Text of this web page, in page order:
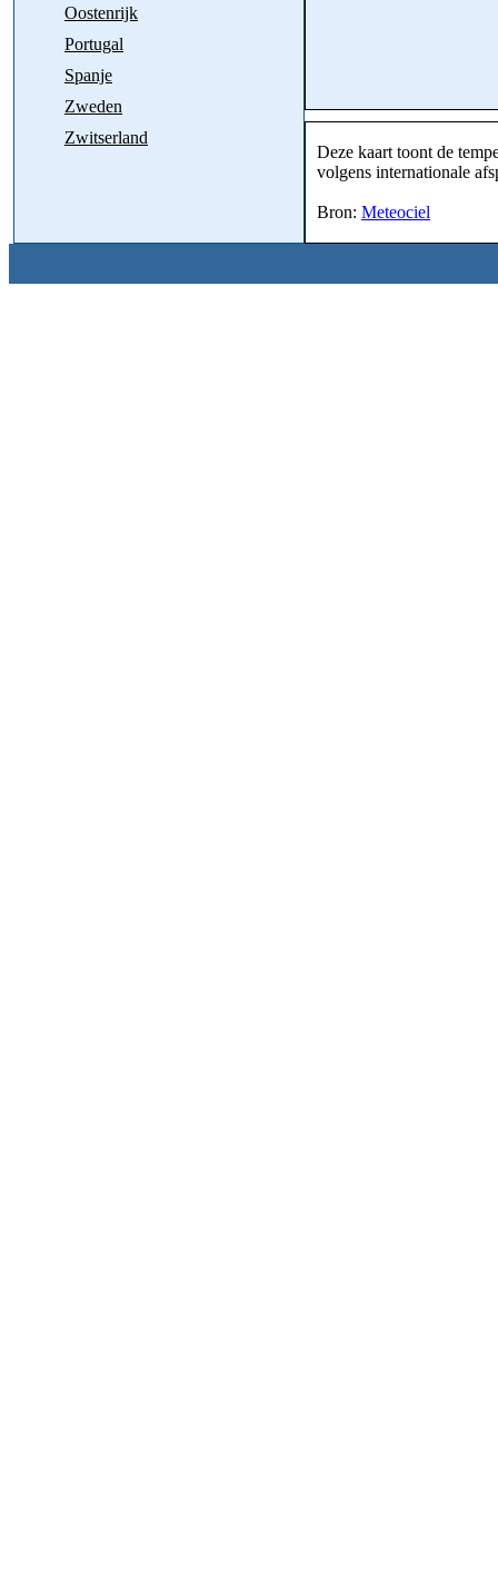
Oostenrijk
Portugal
Spanje
Zweden
Zwitserland
Deze kaart toont de
volgens internationale
Bron: Meteociel